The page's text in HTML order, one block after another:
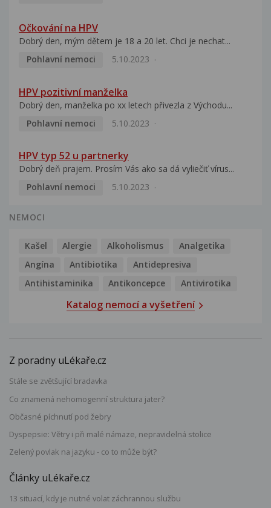
Očkování na HPV
Dobrý den, mým dětem je 18 a 20 let. Chci je nechat...
Pohlavní nemoci
5.10.2023
HPV pozitivní manželka
Dobrý den, manželka po xx letech přivezla z Východu...
Pohlavní nemoci
5.10.2023
HPV typ 52 u partnerky
Dobrý deň prajem. Prosím Vás ako sa dá vyliečiť vírus...
Pohlavní nemoci
5.10.2023
NEMOCI
Kašel Alergie Alkoholismus
Analgetika
Angína
Antibiotika
Antidepresiva
Antihistaminika
Antikoncepce Antivirotika
Katalog nemocí a vyšetření
Z poradny uLékaře.cz
Stále se zvětšující bradavka
Co znamená nehomogenní struktura jater?
Občasné píchnutí pod žebry
Dyspepsie: Větry i při malé námaze, nepravidelná stolice
Zelený povlak na jazyku - co to může být?
Články uLékaře.cz
13 situací, kdy je nutné volat záchrannou službu